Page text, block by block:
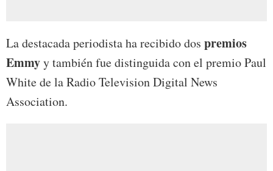
La destacada periodista ha recibido dos premios
Emmyy también fue distinguida con el premio Paul
White de la Radio Television Digital News
Association.